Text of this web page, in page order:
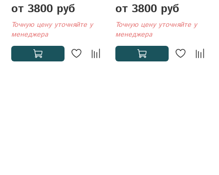
от 3800 руб
Точную цену уточняйте у
менеджера
от 3800 руб
Точную цену уточняйте у
менеджера